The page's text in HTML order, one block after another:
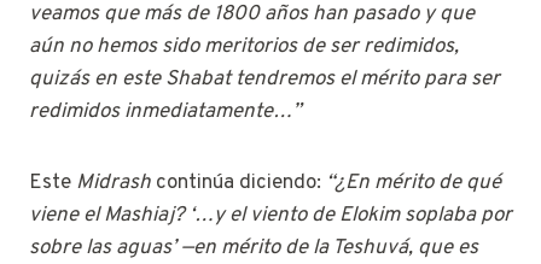
veamos que más de 1800 años han pasado y que
aún no hemos sido meritorios de ser redimidos,
quizás en este Shabat tendremos el mérito para ser
redimidos inmediatamente…”
Este Midrash continúa diciendo: “¿En mérito de qué
viene el Mashiaj? ‘…y el viento de Elokim soplaba por
sobre las aguas’ —en mérito de la Teshuvá, que es